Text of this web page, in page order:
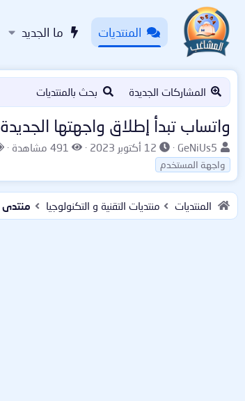
المنتديات ما الجديد
المشاركات الجديدة بحث بالمنتديات
واتساب تبدأ إطلاق واجهتها
ب
ا
د
ئ
ل
GeNiUs5
ت
ا
ر
ي
خ
ا
12 أكتوبر 2023
ش
ا
ه
491 مشاهدة
واجهة المستخدم
المنتديات منتديات التقنية و التكنولوجيا منتدى